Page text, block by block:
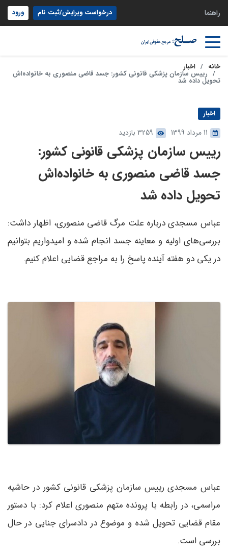
راهنما درخواست ویرایش/ثبت نام ورود
خانه اخبار
رییس سازمان پزشکی قانونی کشور: جسد قاضی منصوری به خانواده‌اش
تحویل داده شد
اخبار
11 مرداد 1399 3259 بازدید
رییس سازمان پزشکی قانونی کشور:
جسد قاضی منصوری به خانواده‌اش
تحویل داده شد
عباس مسجدی درباره علت مرگ قاضی منصوری، اظهار داشت:
بررسی‌های اولیه و معاینه جسد انجام شده و امیدواریم بتوانیم
در یکی دو هفته آینده پاسخ را به مراجع قضایی اعلام کنیم.
عباس مسجدی رییس سازمان پزشکی قانونی کشور در حاشیه
مراسمی، در رابطه با پرونده متهم منصوری اعلام کرد: با دستور
مقام قضایی تحویل شده و موضوع در دادسرای جنایی در حال
بررسی است.